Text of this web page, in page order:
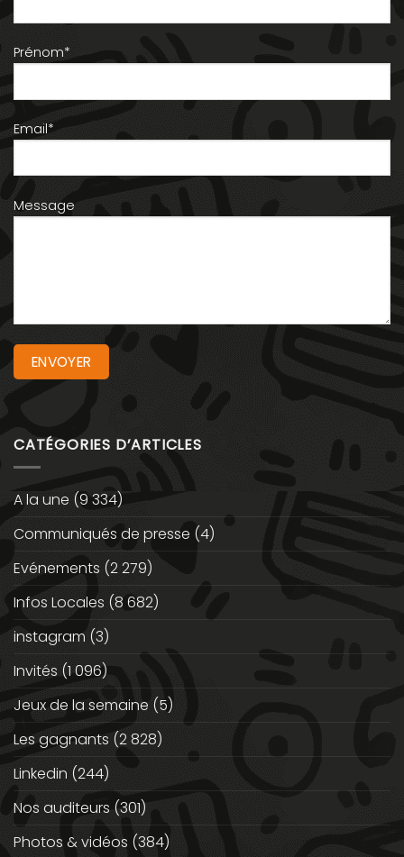
Prénom*
Email*
Message
CATÉGORIES D’ARTICLES
A la une (9 334)
Communiqués de presse (4)
Evénements (2 279)
Infos Locales (8 682)
instagram (3)
Invités (1 096)
Jeux de la semaine (5)
Les gagnants (2 828)
Linkedin (244)
Nos auditeurs (301)
Photos & vidéos (384)